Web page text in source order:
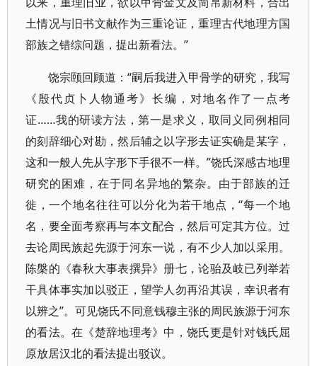
土情况与旧书文献作为三重论证，重理古代地理方国
部族之错综问题，提出新看法。”
饶宗颐回顾道：“嗣后我进入甲骨学的研究，我写
《殷代贞卜人物通考》长编，对地名作了一点考
证……我的研读方法，第一是求义，取同义同例相同
的刻辞细心对勘，然后辅之以字形去证实确是某字，
这和一般人先从字形下手很不一样。”饶氏深感古地理
研究的困难，在于同名异地的繁杂。由于部族的迁
徙，一个地名往往可以分化为若干地点，“每一个地
名，要全面考察再与本文配合，然后可定其方位。过
去论周民族起先源于河东一说，有不少人加以采用。
陈槃的《春秋大事表撰异》册七，论骀及岐已列举若
干具体事实加以驳正，望学人勿再沿其误，幸识者有
以辨之”。可见饶氏不同意钱穆主张的周民族源于河东
的看法。在《楚辞地理考》中，饶氏更是针对钱氏屈
原放居汉北的看法提出驳议。